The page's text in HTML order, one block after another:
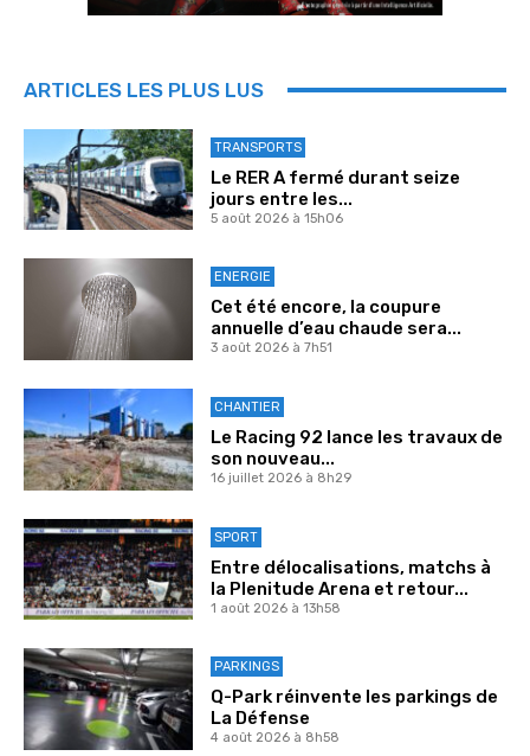
ARTICLES LES PLUS LUS
TRANSPORTS
Le RER A fermé durant seize
jours entre les...
5 août 2026 à 15h06
ENERGIE
Cet été encore, la coupure
annuelle d’eau chaude sera...
3 août 2026 à 7h51
CHANTIER
Le Racing 92 lance les travaux de
son nouveau...
16 juillet 2026 à 8h29
SPORT
Entre délocalisations, matchs à
la Plenitude Arena et retour...
1 août 2026 à 13h58
PARKINGS
Q-Park réinvente les parkings de
La Défense
4 août 2026 à 8h58